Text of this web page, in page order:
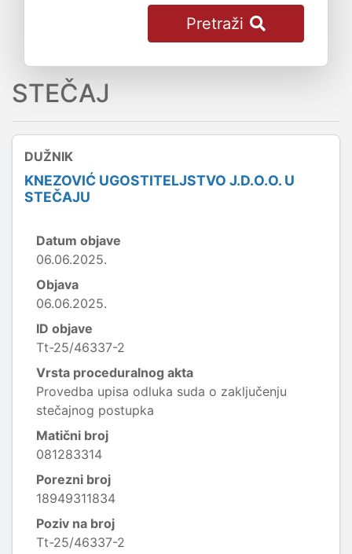
Pretraži
STEČAJ
DUŽNIK
KNEZOVIĆ UGOSTITELJSTVO J.D.O.O. U
STEČAJU
Datum objave
06.06.2025.
Objava
06.06.2025.
ID objave
Tt-25/46337-2
Vrsta proceduralnog akta
Provedba upisa odluka suda o zaključenju
stečajnog postupka
Matični broj
081283314
Porezni broj
18949311834
Poziv na broj
Tt-25/46337-2